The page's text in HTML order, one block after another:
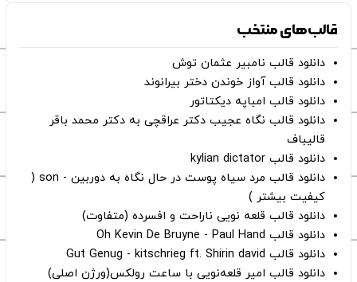
قالب‌های منتخب
دانلود قالب نامبیر عثمان ‌توش
دانلود قالب آواز خوندن دختر بیرانوند
دانلود قالب امباپه دیکتاتور
دانلود قالب نگاه عجیب دکتر عراقچی به دکتر محمد باقر
قالیباف
دانلود قالب kylian dictator
دانلود قالب مرد سیاه پوست در حال نگاه به دوربین - son (
کیفیت بیشتر )
دانلود قالب قلعه نویی ناراحت و افسرده (متفاوت)
دانلود قالب Oh Kevin De Bruyne - Paul Hand
دانلود قالب Gut Genug - kitschrieg ft. Shirin david
دانلود قالب امیر قلعه‌نویی با ساعت رولکس(ورژن اصلی)